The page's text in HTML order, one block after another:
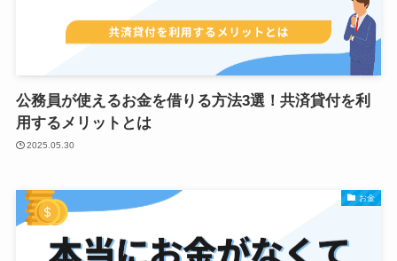
公務員が使えるお金を借りる方法3選！共済貸付を利
用するメリットとは
2025.05.30
お金